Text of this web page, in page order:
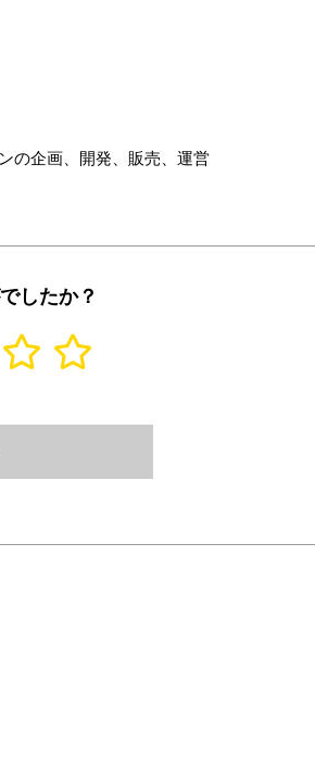
の企画、開発、販売、運営
したか？